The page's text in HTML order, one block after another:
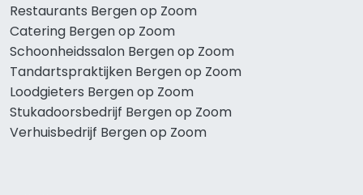
Restaurants Bergen op Zoom
Catering Bergen op Zoom
Schoonheidssalon Bergen op Zoom
Tandartspraktijken Bergen op Zoom
Loodgieters Bergen op Zoom
Stukadoorsbedrijf Bergen op Zoom
Verhuisbedrijf Bergen op Zoom